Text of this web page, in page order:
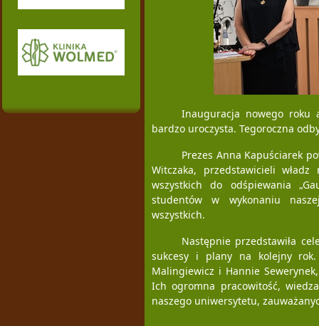
Inauguracja nowego roku
bardzo uroczysta. Tegoroczna
Prezes Anna Kapuściarek
Witczaka, przedstawicieli
wszystkich do odśpiewania
studentów w wykonaniu
wszystkich.
Następnie przedstawiła
sukcesy i plany na kolejny rok.
Malingiewicz i Hannie
Ich ogromna pracowitość,
naszego uniwersytetu,